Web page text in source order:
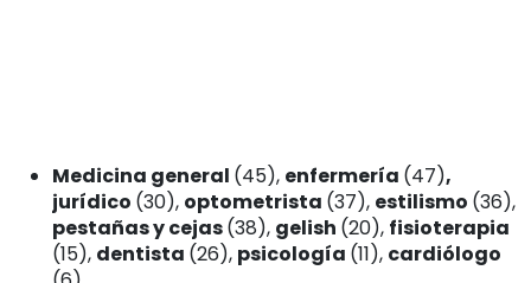
Medicina general (45), enfermería (47),
jurídico (30), optometrista (37), estilismo (36),
pestañas y cejas(38), gelish (20), fisioterapia
(15), dentista (26), psicología (11), cardiólogo